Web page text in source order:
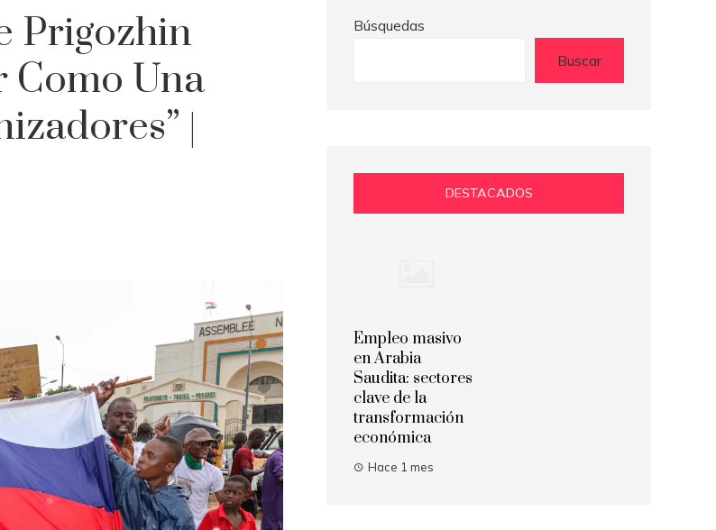
Prigozhin
Como Una
|
Búsquedas
Buscar
DESTACADOS
Empleo masivo
en Arabia
Saudita: sectores
clave de la
transformación
económica
Hace 1 mes